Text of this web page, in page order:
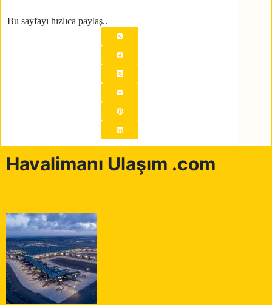
Bu sayfayı hızlıca paylaş..
Havalimanı Ulaşım .com